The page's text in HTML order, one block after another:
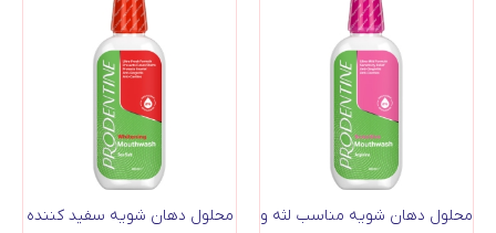
محلول دهان شویه مناسب لثه و
محلول دهان شویه سفید کننده